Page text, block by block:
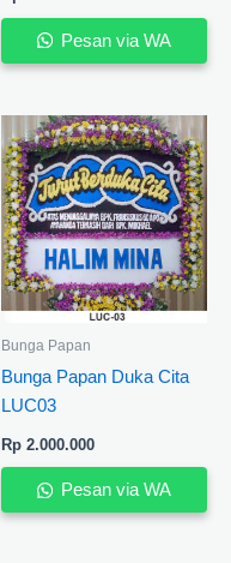
Pesan via WA
Bunga Papan
Bunga Papan Duka Cita
LUC03
Rp2.000.000
Pesan via WA